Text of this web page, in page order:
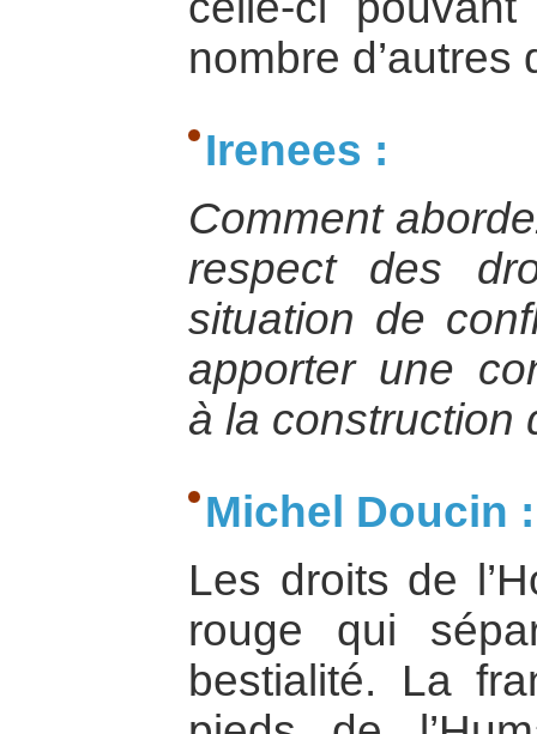
nombre d’autres
Irenees :
Comment
respect des
situation de
apporter une
à la construction
Michel Doucin :
Les droits de
rouge qui
bestialité. La